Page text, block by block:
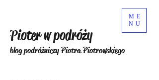
ME
NU
Pioter w podróży
blog podróżniczy Piotra Piotrowskiego